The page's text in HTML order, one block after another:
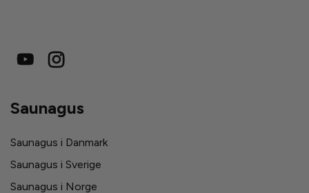
Saunagus
Saunagus i Danmark
Saunagus i Sverige
Saunagus i Norge